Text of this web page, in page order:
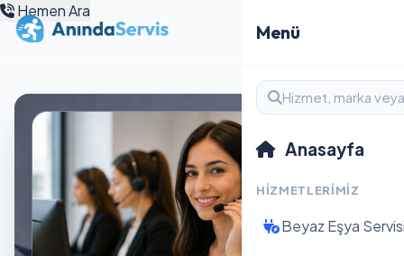
Menü
Anasayfa
HIZMETLERIMIZ
Beyaz Eşya
Hemen Ara